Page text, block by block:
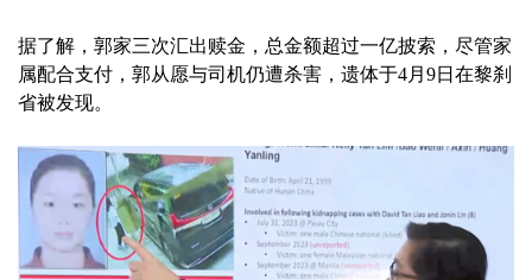
据了解，郭家三次汇出赎金，总金额超过一亿披索，尽管家
属配合支付，郭从愿与司机仍遭杀害，遗体于4月9日在黎刹
省被发现。